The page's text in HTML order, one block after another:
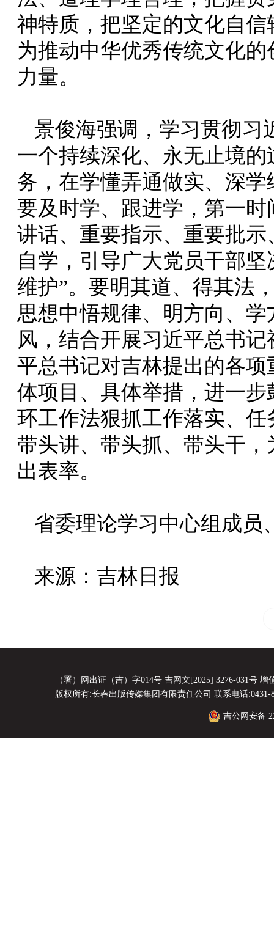
神特质，把坚定的文化自
为推动中华优秀传统文化
力量。
景俊海强调，学习贯彻习
一个持续深化、永无止境
务，在学懂弄通做实、深
要及时学、跟进学，第一
讲话、重要指示、重要批
自学，引导广大党员干部
维护”。要明其道、得其法
思想中悟规律、明方向、
风，结合开展习近平总书
平总书记对吉林提出的各
体项目、具体举措，进一
环工作法狠抓工作落实、
带头讲、带头抓、带头干
出表率。
省委理论学习中心组成员
来源：吉林日报
（署）网出证（吉）字014号 吉网文[2025] 3276-031号
版权所有:长春出版传媒集团有限责任公司 联系电话:0431-
吉公网安备